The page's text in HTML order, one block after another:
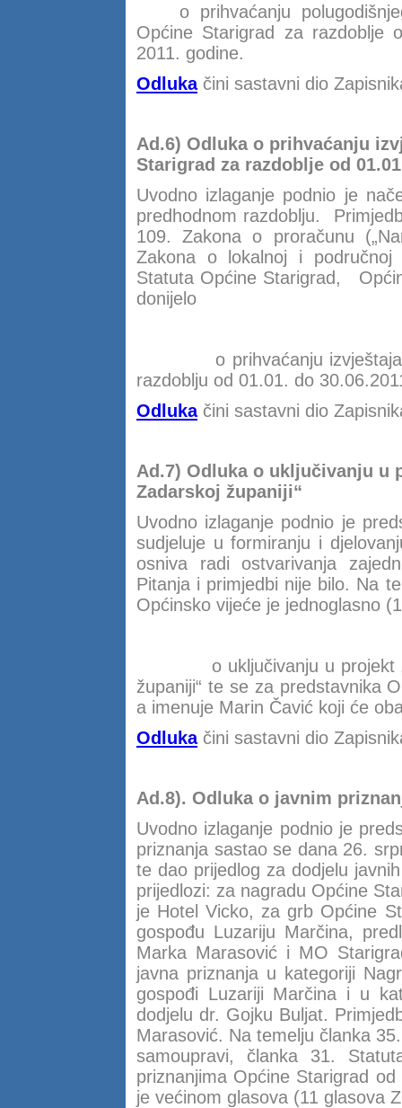
o prihvaćanju
Općine Starigrad za razdoblje
2011. godine.
Odlukačini sastavni dio
Ad.6) Odluka o prihvaćanju
Starigrad za razdoblje od
Uvodno izlaganje podnio je
predhodnom razdoblju.
109. Zakona o proračunu
Zakona o lokalnoj i
Statuta Općine Starigrad,
donijelo
o prihvaćanju izvještaja o
razdoblju od 01.01. do
Odlukačini sastavni dio
Ad.7) Odluka o uključivanju u
Zadarskoj županiji“
Uvodno izlaganje podnio je
sudjeluje u formiranju i
osniva radi ostvarivanja
Pitanja i primjedbi nije bilo. Na
Općinsko vijeće je jednoglasno
o uključivanju u projekt
županiji“ te se za predstavnika
a imenuje Marin Čavić koji će
Odlukačini sastavni dio
Ad.8). Odluka o javnim
Uvodno izlaganje podnio je
priznanja sastao se dana 26.
te dao prijedlog za dodjelu
prijedlozi: za nagradu Općine
je Hotel Vicko, za grb Općine
gospođu Luzariju Marčina,
Marka Marasović i MO
javna priznanja u kategoriji
gospođi Luzariji Marčina i u
dodjelu dr. Gojku Buljat.
Marasović. Na temelju članka
samoupravi, članka 31.
priznanjima Općine Starigrad
je većinom glasova (11 glasova